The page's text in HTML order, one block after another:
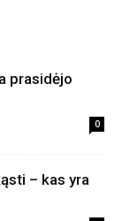
prasidėjo
0
– kas yra